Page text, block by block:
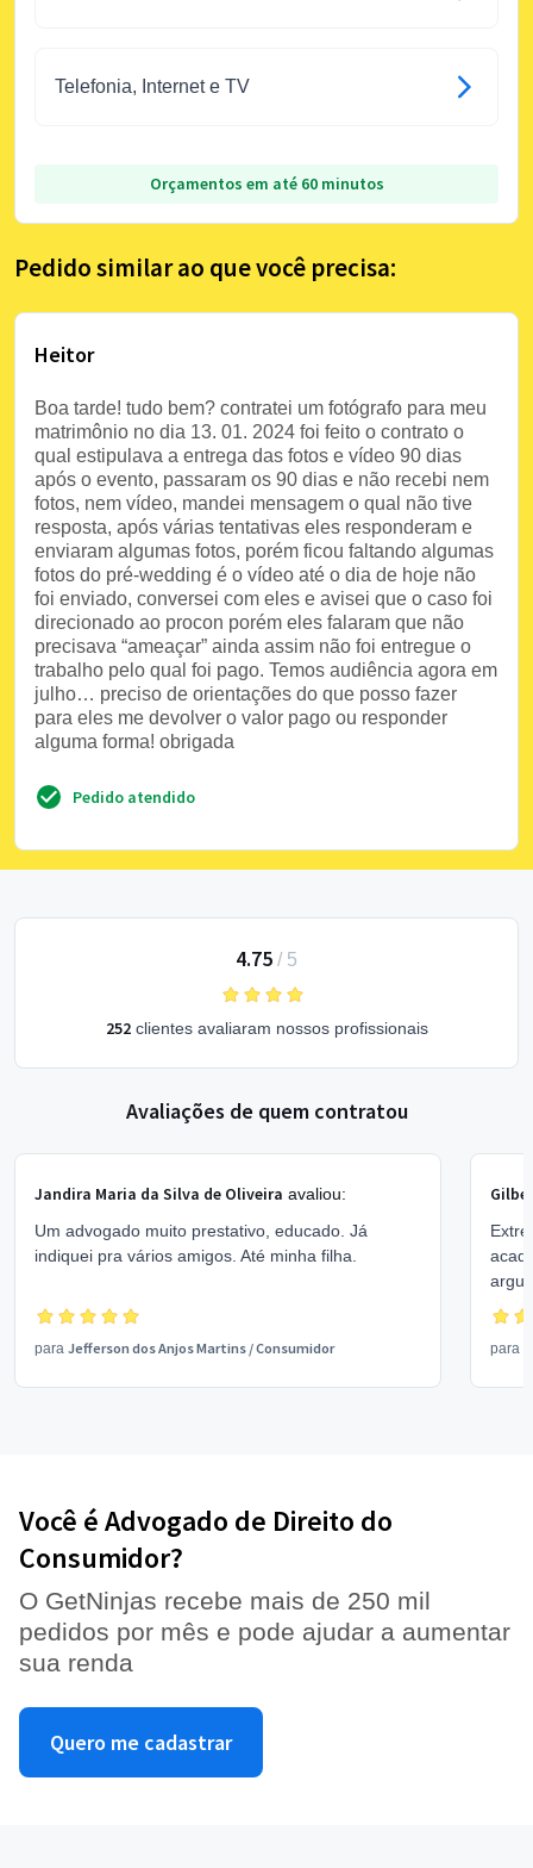
Telefonia, Internet e TV
Orçamentos em até 60 minutos
Pedido similar ao que você precisa:
Heitor
Boa tarde! tudo bem? contratei um fotógrafo para meu
matrimônio no dia 13. 01. 2024 foi feito o contrato o
qual estipulava a entrega das fotos e vídeo 90 dias
após o evento, passaram os 90 dias e não recebi nem
fotos, nem vídeo, mandei mensagem o qual não tive
resposta, após várias tentativas eles responderam e
enviaram algumas fotos, porém ficou faltando algumas
fotos do pré-wedding é o vídeo até o dia de hoje não
foi enviado, conversei com eles e avisei que o caso foi
direcionado ao procon porém eles falaram que não
precisava “ameaçar” ainda assim não foi entregue o
trabalho pelo qual foi pago. Temos audiência agora em
julho… preciso de orientações do que posso fazer
para eles me devolver o valor pago ou responder
alguma forma! obrigada
Pedido atendido
4.75 / 5
252clientes avaliaram nossos profissionais
Avaliações de quem contratou
Jandira Maria da Silva de Oliveira avaliou:
Um advogado muito prestativo, educado. Já
indiquei pra vários amigos. Até minha filha.
para Jefferson dos Anjos Martins /Consumidor para
Você é Advogado de Direito do
Consumidor?
O GetNinjas recebe mais de 250 mil
pedidos por mês e pode ajudar a aumentar
sua renda
Quero me cadastrar